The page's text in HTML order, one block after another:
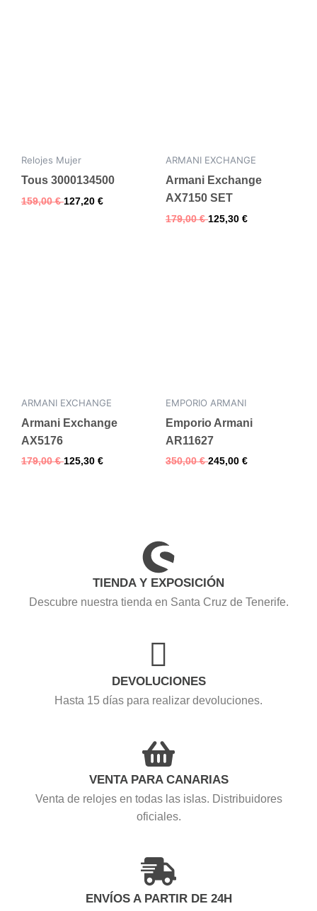
Relojes Mujer
Tous 3000134500
159,00€ 127,20 €
ARMANI EXCHANGE
Armani Exchange
AX7150 SET
179,00€ 125,30 €
ARMANI EXCHANGE
Armani Exchange
AX5176
179,00€ 125,30 €
EMPORIO ARMANI
Emporio Armani
AR11627
350,00€ 245,00 €
TIENDA Y EXPOSICIÓN
Descubre nuestra tienda en Santa Cruz de Tenerife.
DEVOLUCIONES
Hasta 15 días para realizar devoluciones.
VENTA PARA CANARIAS
Venta de relojes en todas las islas. Distribuidores
oficiales.
ENVÍOS A PARTIR DE 24H